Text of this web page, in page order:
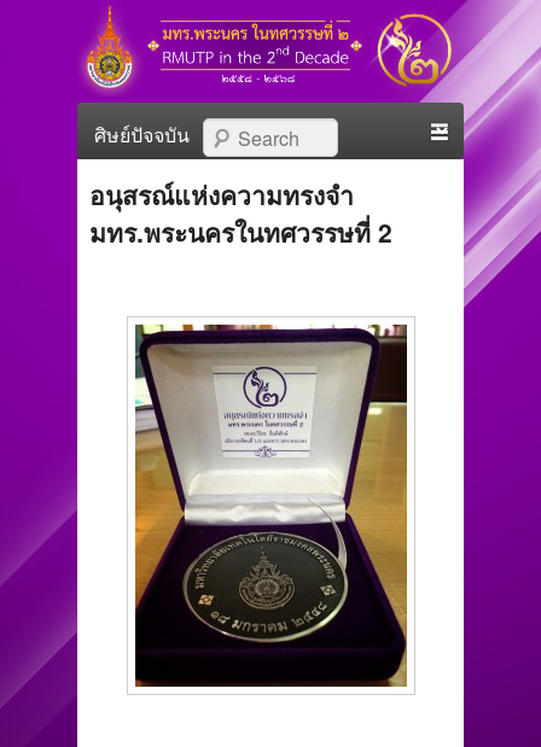
มทร.พระนคร ในทศวรรษที่
๒
RMUTP in The 2nd Decade
Search
Skip to primary content
Skip to secondary content
อนุสรณ์แห่งความทรงจำ
มทร.พระนครในทศวรรษที่ 2